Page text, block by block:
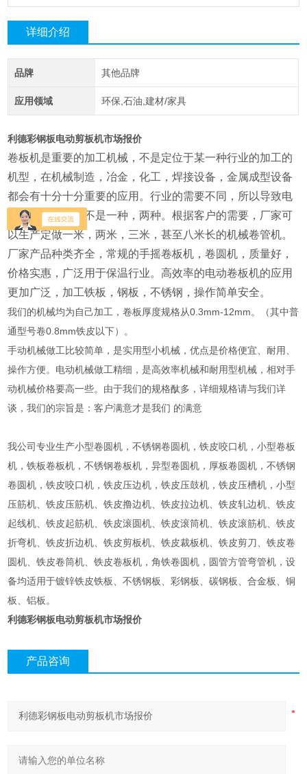
详细介绍
品牌 其他品牌
应用领域 环保,石油,建材/家具
利德彩钢板电动剪板机市场报价
卷板机是重要的加工机械，不是定位于某一种行业的加工的
机型，在机械制造，冶金，化工，焊接设备，金属成型设备
都会有十分十分重要的应用。行业的需要不同，所以导致电
动卷板机的长度不是一种，两种。根据客户的需要，厂家可
以生产定做一米，两米，三米，甚至八米长的机械卷管机。
厂家产品种类齐全，常规的手摇卷板机，卷圆机，质量好，
价格实惠，广泛用于保温行业。高效率的电动卷板机的应用
更加广泛，加工铁板，钢板，不锈钢，操作简单安全。
我们的机械均为自己加工，卷板厚度规格从0.3mm-12mm。（其中普
通型号卷0.8mm铁皮以下）。
手动机械做工比较简单，是实用型小机械，优点是价格便宜、耐用、
操作方便。电动机械做工精细，是高效率机械和耐用型机械，相对手
动机械价格要高一些。由于我们的规格酞多，详细规格请与我们详
谈，我们的宗旨是：客户满意才是我们 的满意
我公司专业生产小型卷圆机，不锈钢卷圆机，铁皮咬口机，小型卷板
机，铁板卷板机，不锈钢卷板机，异型卷圆机，厚板卷圆机，不锈钢
卷圆机，铁皮咬口机，铁皮压边机，铁皮压鼓机，铁皮压槽机，小型
压筋机、铁皮压筋机、铁皮撸边机、铁皮拉边机、铁皮轧边机、铁皮
起线机、铁皮起筋机、铁皮滚圆机、铁皮滚筒机、铁皮滚筋机、铁皮
折弯机、铁皮折边机、铁皮剪板机、铁皮裁板机、铁皮剪刀、铁皮卷
圆机、铁皮卷筒机、铁皮卷板机，角铁卷圆机，圆管方管弯管机，设
备均适用于镀锌铁皮铁板、不锈钢板、彩钢板、碳钢板、合金板、铜
板、铝板。
利德彩钢板电动剪板机市场报价
产品咨询